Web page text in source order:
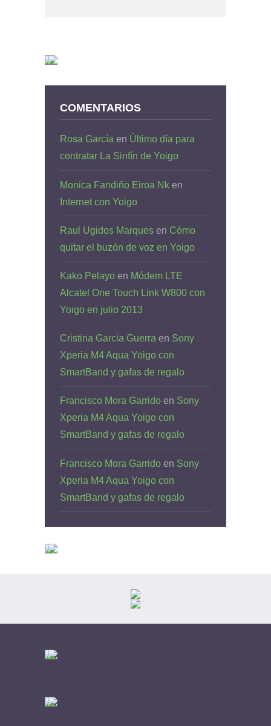
COMENTARIOS
Rosa García en Último día para
contratar La Sinfín de Yoigo
Monica Fandiño Eiroa Nk en
Internet con Yoigo
Raul Ugidos Marques en Cómo
quitar el buzón de voz en Yoigo
Kako Pelayo en Módem LTE
Alcatel One Touch Link W800 con
Yoigo en julio 2013
Cristina Garcia Guerra en Sony
Xperia M4 Aqua Yoigo con
SmartBand y gafas de regalo
Francisco Mora Garrido en Sony
Xperia M4 Aqua Yoigo con
SmartBand y gafas de regalo
Francisco Mora Garrido en Sony
Xperia M4 Aqua Yoigo con
SmartBand y gafas de regalo